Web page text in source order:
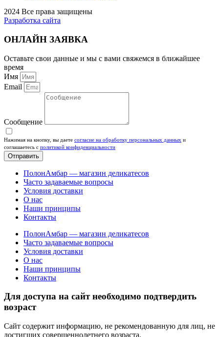
2024 Все права защищены
Разработка сайта
ОНЛАЙН ЗАЯВКА
Оставьте свои данные и мы с вами свяжемся в ближайшее
время
Имя
Email
Сообщение
Нажимая на кнопку, вы даете согласие на обработку персональных данных и
соглашаетесь c политикой конфиденциальности
Отправить
ПолонАмбар — магазин деликатесов
Часто задаваемые вопросы
Условия доставки
О нас
Наши принципы
Контакты
ПолонАмбар — магазин деликатесов
Часто задаваемые вопросы
Условия доставки
О нас
Наши принципы
Контакты
Для доступа на сайт необходимо подтвердить
возраст
Сайт содержит информацию, не рекомендованную для лиц, не
достигших совершеннолетнего возраста.